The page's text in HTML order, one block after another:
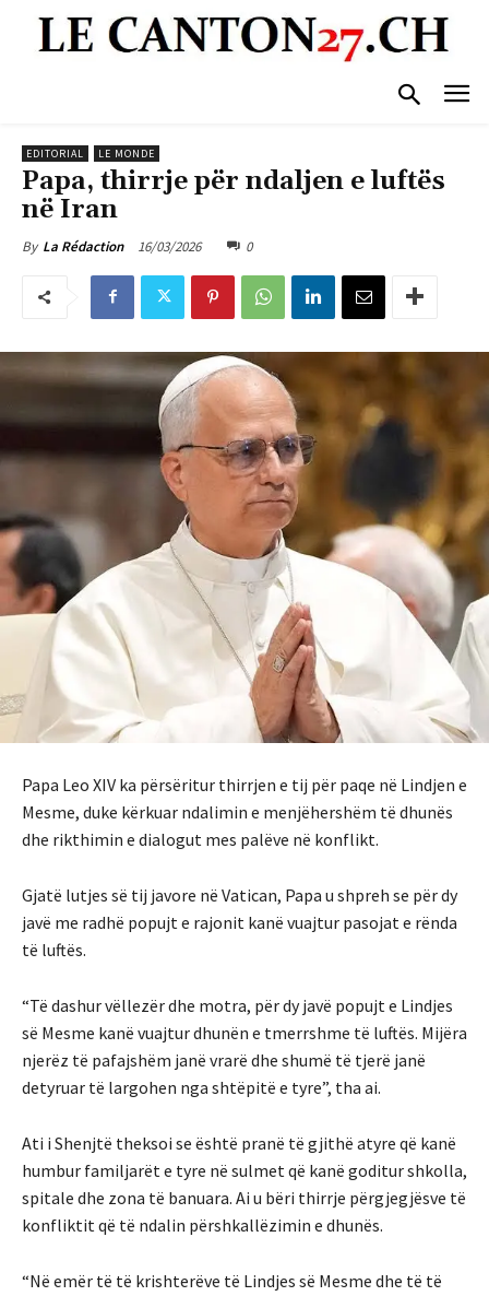
EDITORIAL LE MONDE
Papa, thirrje për ndaljen e luftës
në Iran
By La Rédaction 16/03/2026 0
Papa Leo XIV ka përsëritur thirrjen e tij për paqe në Lindjen e
Mesme, duke kërkuar ndalimin e menjëhershëm të dhunës
dhe rikthimin e dialogut mes palëve në konflikt.
Gjatë lutjes së tij javore në Vatican, Papa u shpreh se për dy
javë me radhë popujt e rajonit kanë vuajtur pasojat e rënda
të luftës.
“Të dashur vëllezër dhe motra, për dy javë popujt e Lindjes
së Mesme kanë vuajtur dhunën e tmerrshme të luftës. Mijëra
njerëz të pafajshëm janë vrarë dhe shumë të tjerë janë
detyruar të largohen nga shtëpitë e tyre”, tha ai.
Ati i Shenjtë theksoi se është pranë të gjithë atyre që kanë
humbur familjarët e tyre në sulmet që kanë goditur shkolla,
spitale dhe zona të banuara. Ai u bëri thirrje përgjegjësve të
konfliktit që të ndalin përshkallëzimin e dhunës.
“Në emër të të krishterëve të Lindjes së Mesme dhe të të